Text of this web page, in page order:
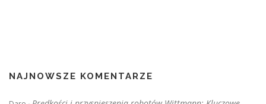
NAJNOWSZE KOMENTARZE